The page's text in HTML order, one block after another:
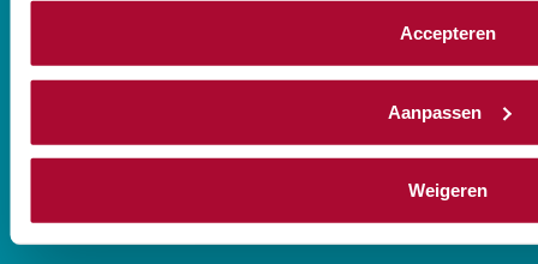
Accepteren
Aanpassen
Weigeren